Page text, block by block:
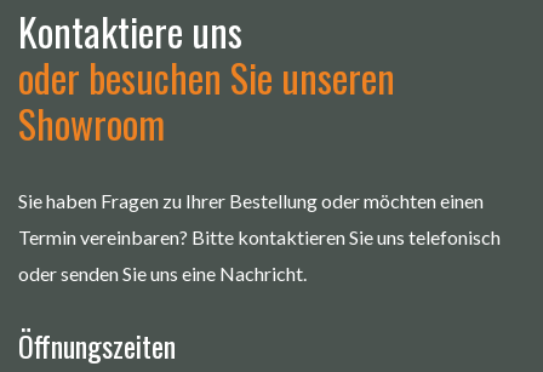
Kontaktiere uns
oder besuchen Sie unseren
Showroom
Sie haben Fragen zu Ihrer Bestellung oder möchten einen
Termin vereinbaren? Bitte kontaktieren Sie uns telefonisch
oder senden Sie uns eine Nachricht.
Öffnungszeiten